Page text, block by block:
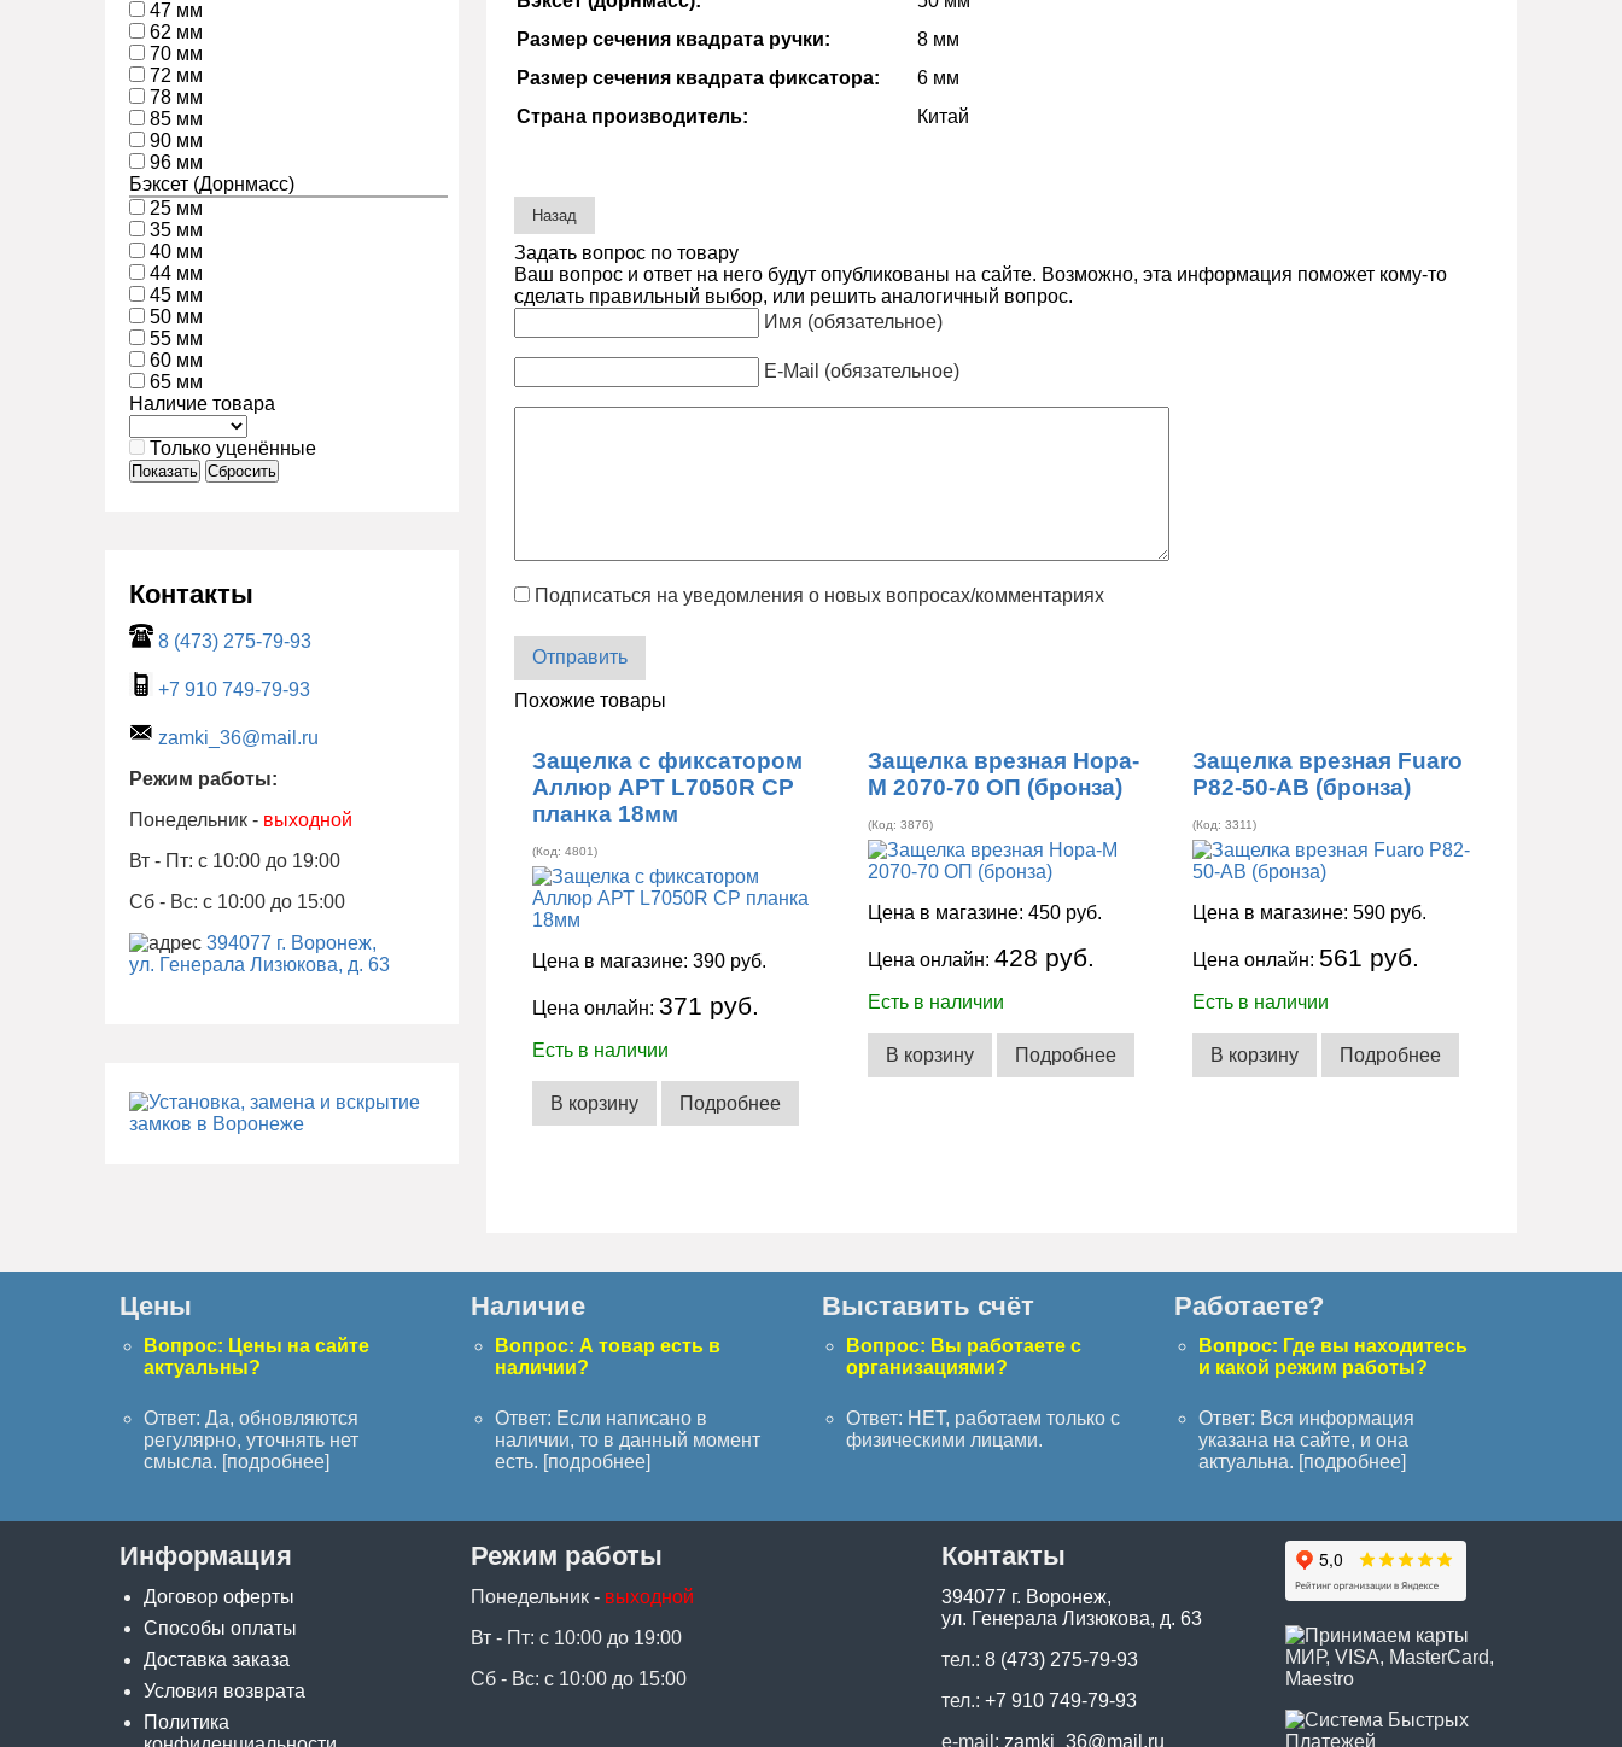
47 мм
62 мм
70 мм
72 мм
78 мм
85 мм
90 мм
96 мм
Бэксет (Дорнмасс)
25 мм
35 мм
40 мм
44 мм
45 мм
50 мм
55 мм
60 мм
65 мм
Наличие товара
Только уценённые
Показать Сбросить
Контакты
8 (473) 275-79-93
+7 910 749-79-93
zamki_36@mail.ru
Режим работы:
Понедельник - выходной
Вт - Пт: с 10:00 до 19:00
Сб - Вс: с 10:00 до 15:00
394077 г. Воронеж,
ул. Генерала Лизюкова, д. 63
Размер сечения квадрата ручки:
8 мм
Размер сечения квадрата фиксатора:
6 мм
Страна производитель:
Китай
Задать вопрос по товару
Ваш вопрос и ответ на него будут опубликованы на сайте. Возможно, эта информация поможет кому-то
сделать правильный выбор, или решить аналогичный вопрос.
Имя (обязательное)
E-Mail (обязательное)
Подписаться на уведомления о новых вопросах/комментариях
Отправить
Похожие товары
Защелка с фиксатором
Аллюр АРТ L7050R CP
планка 18мм
(Код: 4801)
Цена в магазине: 390 руб.
Цена онлайн: 371 руб.
Есть в наличии
В корзину Подробнее
Защелка врезная Нора-
М 2070-70 ОП (бронза)
(Код:3876)
Цена в магазине:450 руб.
Цена онлайн:428 руб.
Есть в наличии
В корзину Подробнее
Защелка врезная Fuaro
P82-50-AB (бронза)
(Код:3311)
Цена в магазине:590 руб.
Цена онлайн: 561 руб.
Есть в наличии
В корзину Подробнее
Цены
Вопрос: Цены на сайте
актуальны?
Ответ: Да, обновляются
регулярно, уточнять нет
смысла. [подробнее]
Наличие
Вопрос: А товар есть в
наличии?
Ответ: Если написано в
наличии, то в данный момент
есть. [подробнее]
Выставить счёт
Вопрос: Вы работаете с
организациями?
Ответ: НЕТ, работаем только с
физическими лицами.
Работаете?
Вопрос: Где вы находитесь
и какой режим работы?
Ответ: Вся информация
указана на сайте, и она
актуальна. [подробнее]
Информация
Договор оферты
Способы оплаты
Доставка заказа
Условия возврата
Политика
Режим работы
Понедельник - выходной
Вт - Пт: с 10:00 до 19:00
Сб - Вс: с 10:00 до 15:00
Контакты
394077 г. Воронеж,
ул. Генерала Лизюкова, д. 63
тел.: 8 (473) 275-79-93
тел.: +7 910 749-79-93
e-mail: zamki_36@mail.ru